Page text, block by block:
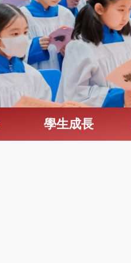
學生成長